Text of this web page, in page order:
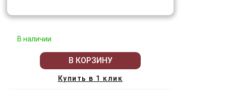
В наличии
В КОРЗИНУ
Купить в 1 клик